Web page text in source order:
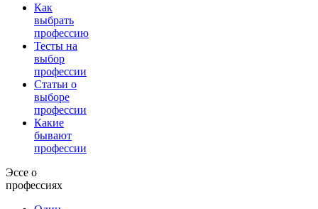
Как
выбрать
профессию
Тесты на
выбор
профессии
Статьи о
выборе
профессии
Какие
бывают
профессии
Эссе о
профессиях